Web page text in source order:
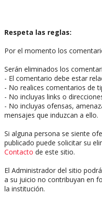
Respeta las reglas:
Por el momento los
Serán eliminados los
- El comentario debe estar
- No realices comentarios de
- No incluyas links o
- No incluyas ofensas,
mensajes que induzcan a ello.
Si alguna persona se siente
publicado puede solicitar su
Contacto de este sitio.
El Administrador del sitio
a su juicio no contribuyan en
la institución.